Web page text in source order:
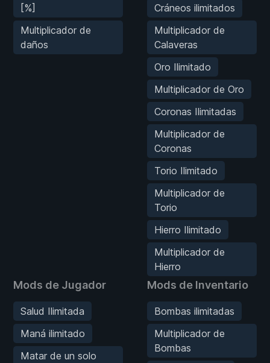
[%]
Multiplicador de
daños
Cráneos ilimitados
Multiplicador de
Calaveras
Oro Ilimitado
Multiplicador de Oro
Coronas Ilimitadas
Multiplicador de
Coronas
Torio Ilimitado
Multiplicador de
Torio
Hierro Ilimitado
Multiplicador de
Hierro
Mods de Jugador
Salud Ilimitada
Maná ilimitado
Matar de un solo
Mods de Inventario
Bombas ilimitadas
Multiplicador de
Bombas